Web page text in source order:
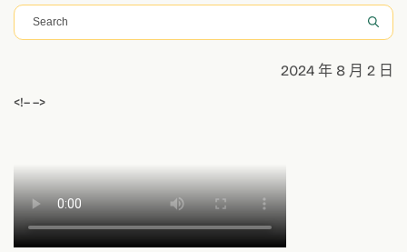
2024 年 8 月 2 日
<!– –>
搜
尋